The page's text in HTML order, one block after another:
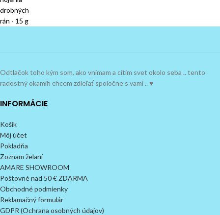
Odtlačok toho kým som, ako vnímam a cítim svet okolo seba .. tento
radostný okamih chcem zdieľať spoločne s vami .. ♥
INFORMÁCIE
Košík
Môj účet
Pokladňa
Zoznam želaní
AMARE SHOWROOM
Poštovné nad 50 € ZDARMA
Obchodné podmienky
Reklamačný formulár
GDPR (Ochrana osobných údajov)